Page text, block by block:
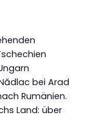
bei Arad
Rumänien.
Land: über